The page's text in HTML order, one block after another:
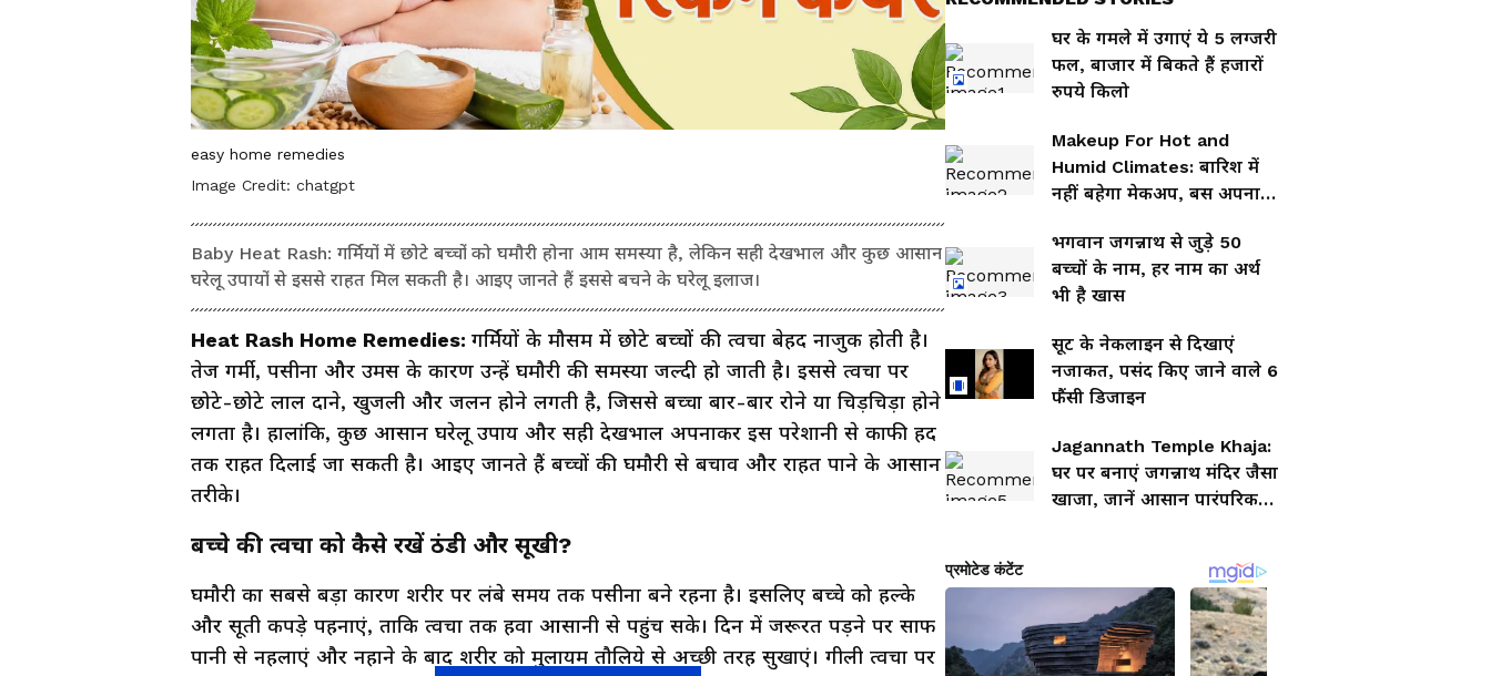
easy home remedies
Image Credit: chatgpt
Baby Heat Rash: गर्मियों में छोटे बच्चों को घमौरी होना आम समस्या है, लेकिन सही देखभाल और कुछ आसान
घरेलू उपायों से इससे राहत मिल सकती है। आइए जानते हैं इससे बचने के घरेलू इलाज।
Heat Rash Home Remedies: गर्मियों के मौसम में छोटे बच्चों की त्वचा बेहद नाजुक होती है।
तेज गर्मी, पसीना और उमस के कारण उन्हें घमौरी की समस्या जल्दी हो जाती है। इससे त्वचा पर
छोटे-छोटे लाल दाने, खुजली और जलन होने लगती है, जिससे बच्चा बार-बार रोने या चिड़चिड़ा होने
लगता है। हालांकि, कुछ आसान घरेलू उपाय और सही देखभाल अपनाकर इस परेशानी से काफी हद
तक राहत दिलाई जा सकती है। आइए जानते हैं बच्चों की घमौरी से बचाव और राहत पाने के आसान
तरीके।
बच्चे की त्वचा को कैसे रखें ठंडी और सूखी?
घमौरी का सबसे बड़ा कारण शरीर पर लंबे समय तक पसीना बने रहना है। इसलिए बच्चे को हल्के
और सूती कपड़े पहनाएं, ताकि त्वचा तक हवा आसानी से पहुंच सके। दिन में जरूरत पड़ने पर साफ
पानी से नहलाएं और नहाने के बाद शरीर को मुलायम तौलिये से अच्छी तरह सुखाएं। गीली त्वचा पर
घर के गमले में उगाएं ये 5 लग्जरी
फल, बाजार में बिकते हैं हजारों
रुपये किलो
Makeup For Hot and
Humid Climates: बारिश में
नहीं बहेगा मेकअप, बस अपनाएं
भगवान जगन्नाथ से जुड़े 50
बच्चों के नाम, हर नाम का अर्थ
भी है खास
सूट के नेकलाइन से दिखाएं
नजाकत, पसंद किए जाने वाले 6
फैंसी डिजाइन
Jagannath Temple Khaja:
घर पर बनाएं जगन्नाथ मंदिर जैसा
खाजा, जानें आसान पारंपरिक